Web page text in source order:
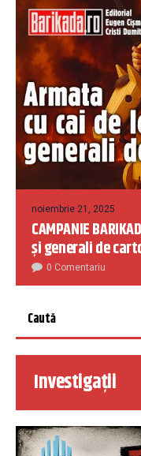
noiembrie 21, 2025
CAMPANIE
și generali de
0 Comentariu
Investigații